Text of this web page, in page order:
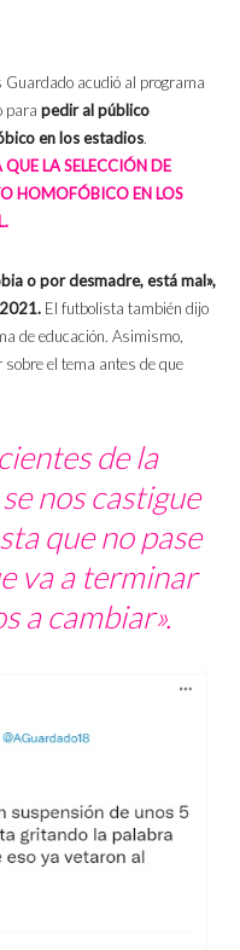
Guardado acudió al programa
para pedir al público
en los estadios.
LA SELECCIÓN DE
HOMOFÓBICO EN LOS
o por desmadre, está mal»,
El futbolista también dijo
de educación. Asimismo,
el tema antes de que
de la
nos castigue
que no pase
va a terminar
a cambiar».